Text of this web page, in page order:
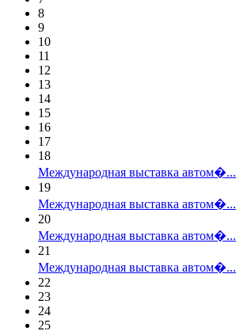
8
9
10
11
12
13
14
15
16
17
18
Международная выставка автом�...
19
Международная выставка автом�...
20
Международная выставка автом�...
21
Международная выставка автом�...
22
23
24
25